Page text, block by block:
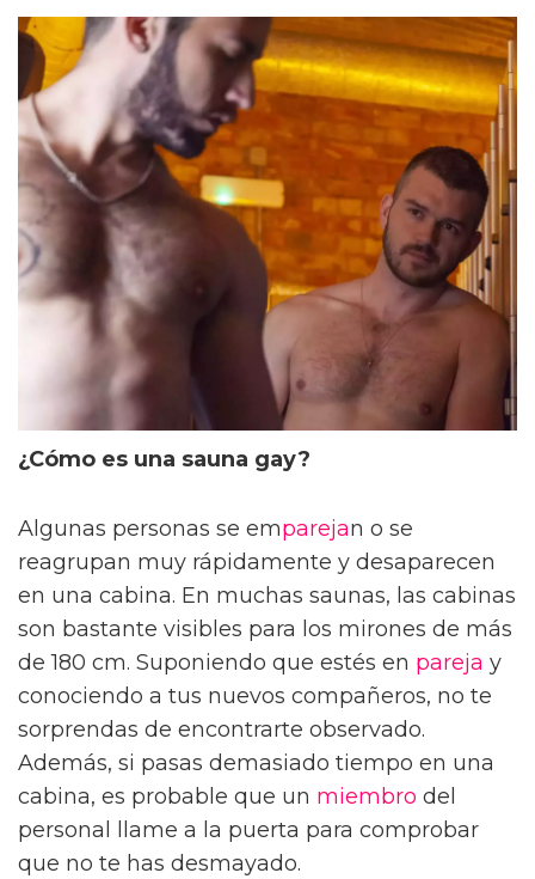
¿Cómo es una sauna gay?
Algunas personas se emparejan o se
reagrupan muy rápidamente y desaparecen
en una cabina. En muchas saunas, las cabinas
son bastante visibles para los mirones de más
de 180 cm. Suponiendo que estés en pareja y
conociendo a tus nuevos compañeros, no te
sorprendas de encontrarte observado.
Además, si pasas demasiado tiempo en una
cabina, es probable que un miembro del
personal llame a la puerta para comprobar
que no te has desmayado.